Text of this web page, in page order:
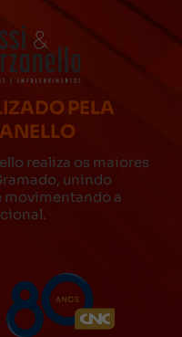
PELA
realiza os maiores
unindo
a